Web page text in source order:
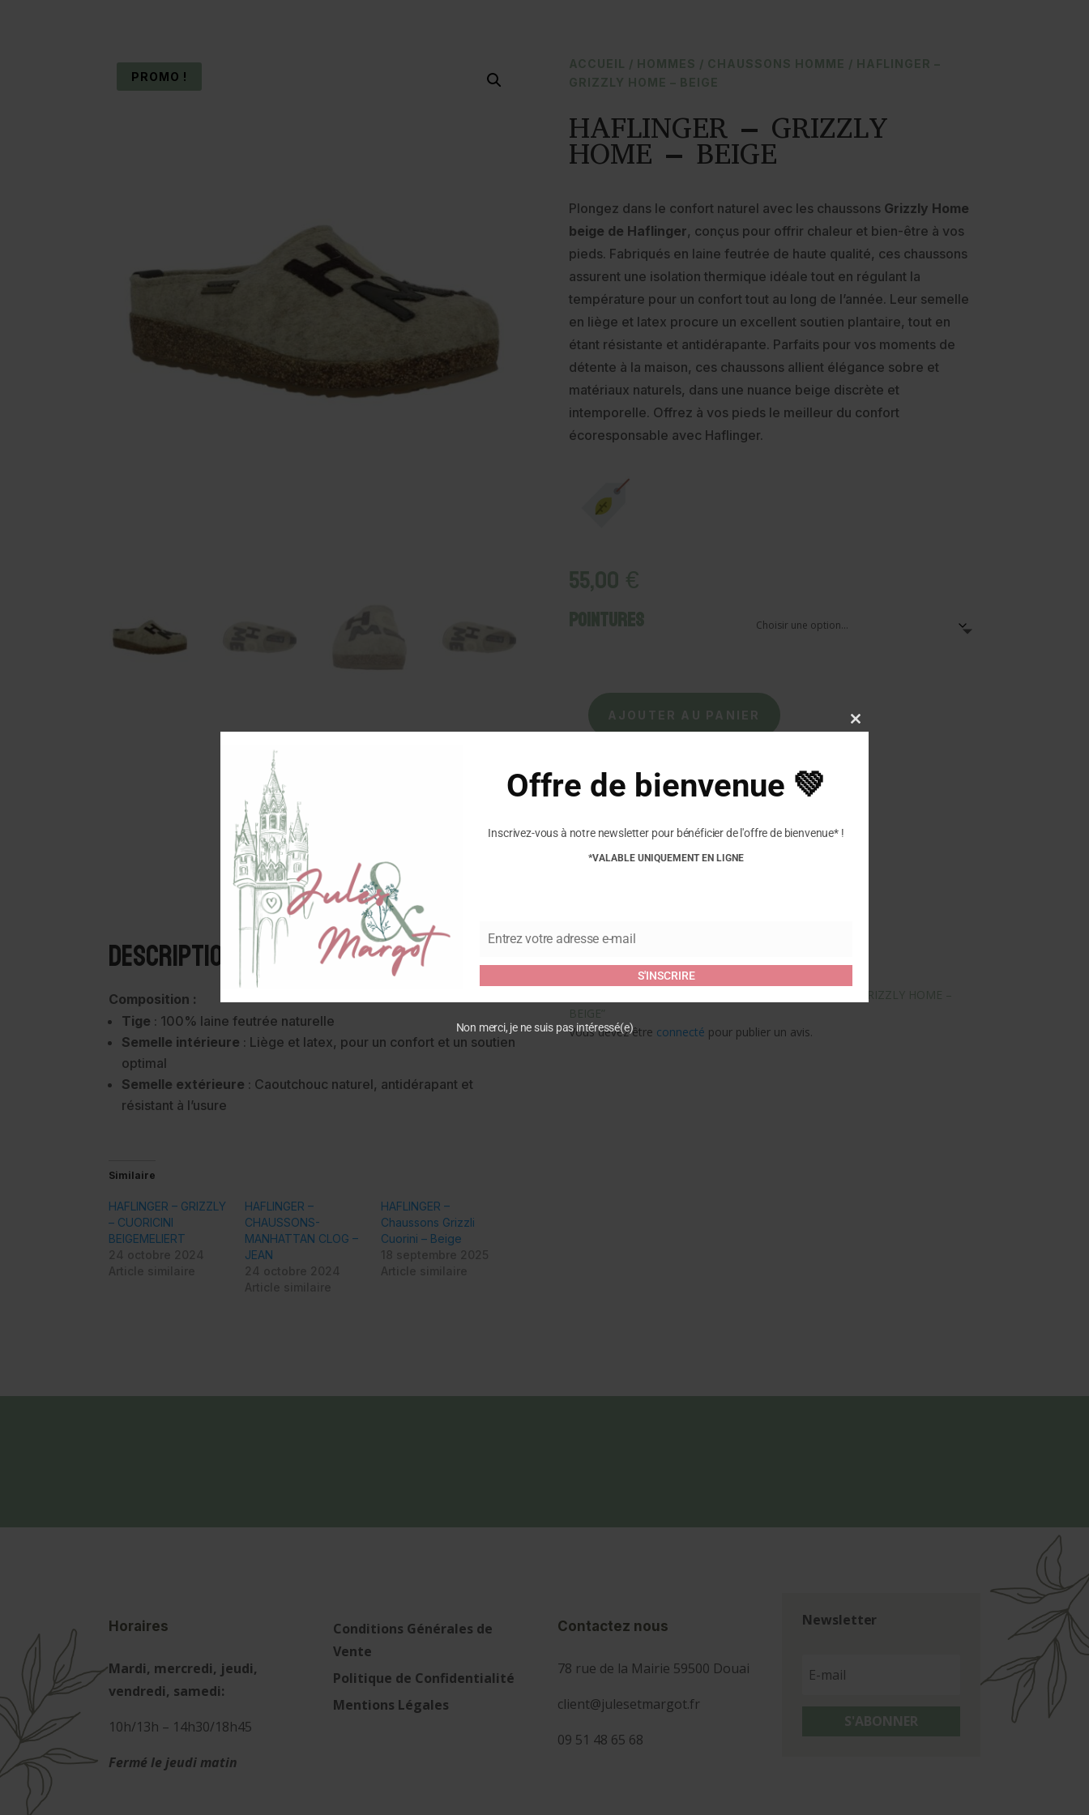
PROMO !
ACCUEIL / HOMMES / CHAUSSONS HOMME / HAFLINGER –
GRIZZLY HOME – BEIGE
HAFLINGER – GRIZZLY
HOME – BEIGE
Plongez dans le confort naturel avec les chaussons Grizzly Home
beige de Haflinger, conçus pour offrir chaleur et bien-être à vos
pieds. Fabriqués en laine feutrée de haute qualité, ces chaussons
assurent une isolation thermique idéale tout en régulant la
température pour un confort tout au long de l’année. Leur semelle
en liège et latex procure un excellent soutien plantaire, tout en
étant résistante et antidérapante. Parfaits pour vos moments de
détente à la maison, ces chaussons allient élégance sobre et
matériaux naturels, dans une nuance beige discrète et
intemporelle. Offrez à vos pieds le meilleur du confort
écoresponsable avec Haflinger.
55,00€
Pointures
quantité
de
-
GRIZZLY
-
BEIGE
AJOUTER AU PANIER
Description
Composition :
Tige : 100% laine feutrée naturelle
Semelle intérieure : Liège et latex, pour un confort et un soutien
optimal
Semelle extérieure : Caoutchouc naturel, antidérapant et
résistant à l’usure
Similaire
HAFLINGER – GRIZZLY
– CUORICINI
BEIGEMELIERT
HAFLINGER –
CHAUSSONS-
MANHATTAN CLOG –
JEAN
HAFLINGER –
Chaussons Grizzli
Cuorini – Beige
Commentaires
Soyez le premier à laisser votre avis sur “HAFLINGER – GRIZZLY HOME –
BEIGE”
Vous devez être connecté pour publier un avis.
Horaires
Mardi, mercredi, jeudi,
vendredi, samedi:
10h/13h – 14h30/18h45
Fermé le jeudi matin
Conditions Générales de
Vente
Politique de Confidentialité
Mentions Légales
Contactez nous
78 rue de la Mairie 59500 Douai
client@julesetmargot.fr
09 51 48 65 68
Newsletter
S'ABONNER
Close
Offre de bienvenue 💚
Inscrivez-vous à notre newsletter pour bénéficier de l'offre de bienvenue* !
*VALABLE UNIQUEMENT EN LIGNE
Email
Entrez votre adresse e-mail
S'INSCRIRE
Non merci, je ne suis pas intéressé(e)